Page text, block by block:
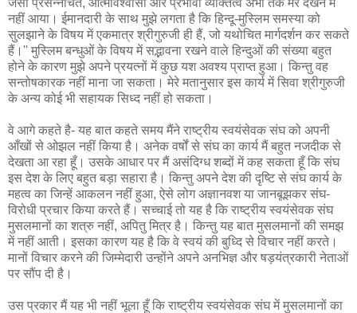
जैसा प्रसन्नचित, आत्मविश्वासी और प्रभावी व्यक्तित्व अभी तक मेरे देखने में
नहीं आया। ईमानदारी के साथ मुझे लगता है कि हिन्दू-मुस्लिम समस्या को
सुलझाने के विषय में एकमात्र श्रीगुरुजी ही हैं, जो यथोचित मार्गदर्शन कर सकते
हैं।'' मुस्लिम बन्धुओं के विषय में सद्भावना रखने वाले हिन्दुओं की संख्या बहुत
होने के कारण मुझे अपने प्रयत्नों में कुछ यश अवश्य प्राप्त हुआ। किन्तु वह
सन्तोषकारक नहीं माना जा सकता। मेरे मतानुसार इस कार्य में सिवा श्रीगुरुजी
के अन्य कोई भी सहायक सिध्द नहीं हो सकता।
वे आगे कहते है- यह बात कहते समय मैंने राष्ट्रीय स्वयंसेवक संघ को अपनी
आँखों से ओझल नहीं किया है। अनेक वर्षों से संघ का कार्य मैं बहुत नजदीक से
देखता आ रहा हूँ। उसके आधार पर मैं असंदिग्ध शब्दों में कह सकता हूँ कि संघ
इस देश के लिए बहुत बड़ा सहारा है। किन्तु अपने देश की दृष्टि से संघ कार्य के
महत्व का जिन्हें आकलन नहीं हुआ, ऐसे लोग अज्ञानवश या जानबूझकर संघ-
विरोधी प्रचार किया करते हैं। सच्चाई तो यह है कि राष्ट्रीय स्वयंसेवक संघ
मुसलमानों का शत्रु नहीं, अपितु मित्र है। किन्तु यह बात मुसलमानों की समझ
में नहीं आती। इसका कारण यह है कि वे स्वयं की बुध्दि से विचार नहीं करते।
मानों विचार करने की जिम्मेदारी उन्होंने अपने अनभिज्ञ और षड़यंत्रकारी नेताओं
पर सौंप दी है।
उस प्रकार मैं यह भी नहीं भूला हूँ कि राष्ट्रीय स्वयंसेवक संघ में मुसलमानों का